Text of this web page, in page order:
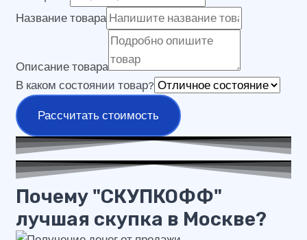
Название товара
Описание товара
В каком состоянии товар?
Рассчитать стоимость
Почему "СКУПКОФФ"
лучшая скупка в Москве?